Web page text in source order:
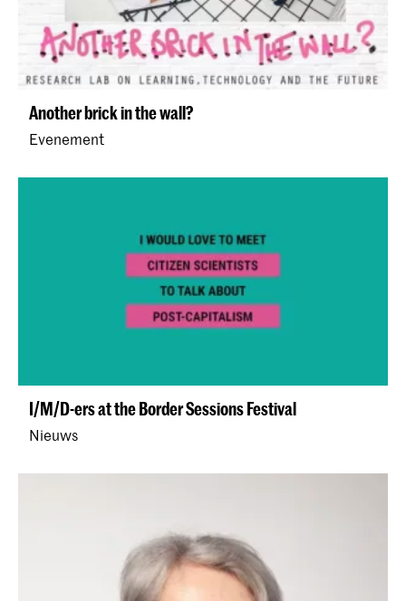
Another brick in the wall?
Evenement
I/M/D-ers at the Border Sessions Festival
Nieuws